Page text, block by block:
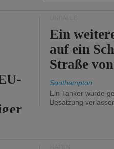
Ein
auf ein
Straße
Southampton
Ein Tanker wurde
Besatzung